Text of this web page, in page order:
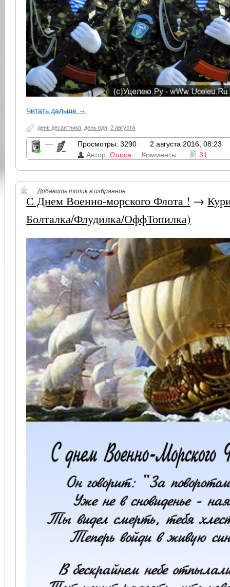
Читать дальше →
день десантника день вдв ,2 августа
— Просмотры: 3290
2 августа 2016, 08:23
Автор:Ounce Комменты: 31
Добавить топик в избранное
С Днем Военно-морского Флота ! →
Болталка/Флудилка/ОффТопилка)